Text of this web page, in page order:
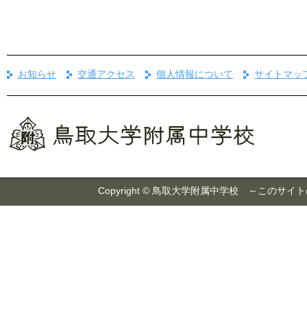
お知らせ 交通アクセス 個人情報について サイトマッ
Copyright © 鳥取大学附属中学校 ～このサイト